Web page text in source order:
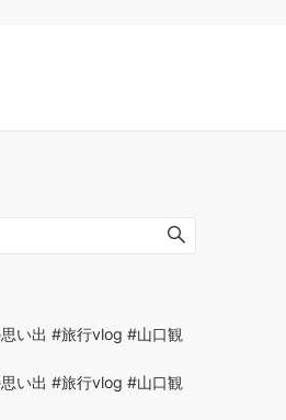
思い出 #旅行vlog #山口観
思い出 #旅行vlog #山口観